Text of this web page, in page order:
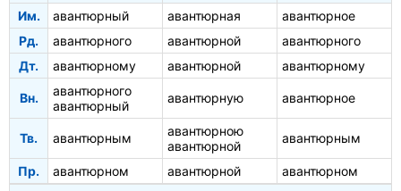
Им.
авантюрный авантюрная
авантюрное
Рд.
авантюрного авантюрной
авантюрного
Дт.
авантюрному авантюрной авантюрному
Вн.
авантюрного
авантюрный
авантюрную авантюрное
Тв. авантюрным
авантюрною
авантюрной
авантюрным
Пр. авантюрном авантюрной
авантюрном